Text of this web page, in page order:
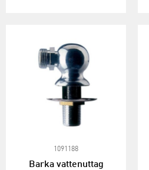
1091188
Barka vattenuttag